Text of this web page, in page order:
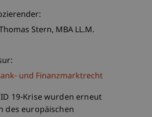
Stern MBA LL.M.
und Finanzmarktrecht
19-Krise wurden erneut
des europäischen